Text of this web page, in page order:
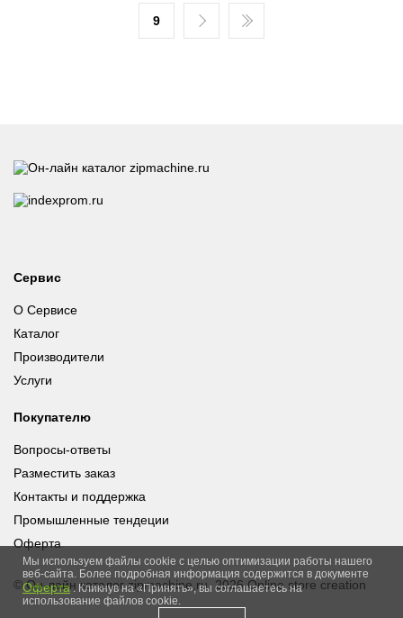
9
Сервис
О Сервисе
Каталог
Производители
Услуги
Покупателю
Вопросы-ответы
Разместить заказ
Контакты и поддержка
Промышленные тендеции
Оферта
© Он-лайн каталог zipmachine.ru, 2026Online store creation
Мы используем файлы cookie с целью оптимизации работы нашего
веб-сайта. Более подробная информация содержится в документе
Оферта. Кликнув на «Принять», вы соглашаетесь на
использование файлов cookie.